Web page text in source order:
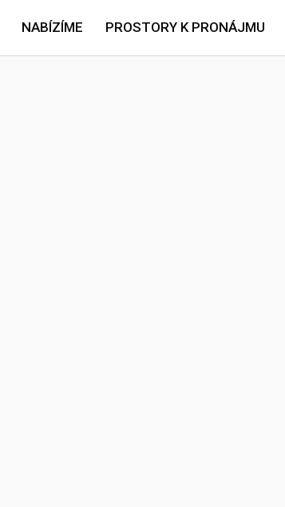
NABÍZÍME PROSTORY K PRONÁJMU